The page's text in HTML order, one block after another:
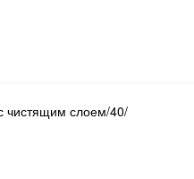
чистящим слоем/40/